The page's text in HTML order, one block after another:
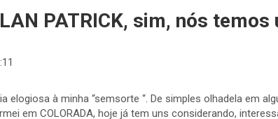
PATRICK, sim, nós temos
elogiosa à minha “semsorte “. De simples olhadela em
em COLORADA, hoje já tem uns considerando,